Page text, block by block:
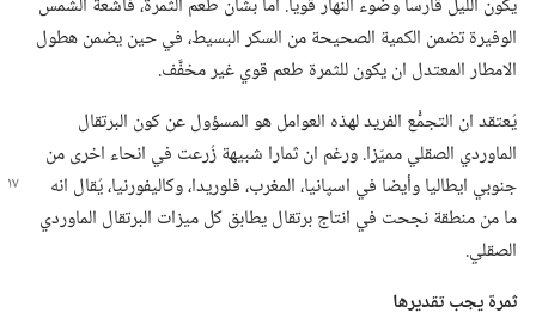
يكون الليل قارسا وضوء النهار قويا.‏ اما بشأن طعم الثمرة،‏ فأشعة الشمس
الوفيرة تضمن الكمية الصحيحة من السكر البسيط،‏ في حين يضمن هطول
الامطار المعتدل ان يكون للثمرة طعم قوي غير مخفَّف.‏
يُعتقد ان التجمُّع الفريد لهذه العوامل هو المسؤول عن كون البرتقال
الماوردي الصقلي مميّزا.‏ ورغم ان ثمارا شبيهة زُرعت في انحاء اخرى من
جنوبي ايطاليا وأيضا في اسپانيا،‏ المغرب،‏فلوريدا،‏ وكاليفورنيا،‏ يُقال انه
ما من منطقة نجحت في انتاج برتقال يطابق كل ميزات البرتقال الماوردي
الصقلي.‏
ثمرة يجب تقديرها